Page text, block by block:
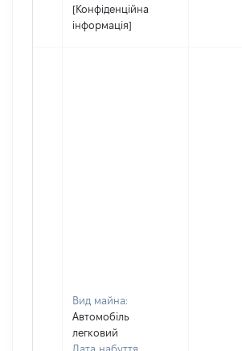
[Конфіденційна
інформація]
Вид майна:
Автомобіль
легковий
Дата набуття